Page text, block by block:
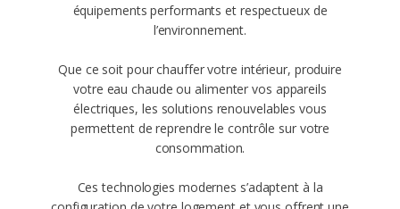
équipements performants et respectueux de
l’environnement.
Que ce soit pour chauffer votre intérieur, produire
votre eau chaude ou alimenter vos appareils
électriques, les solutions renouvelables vous
permettent de reprendre le contrôle sur votre
consommation.
Ces technologies modernes s’adaptent à la